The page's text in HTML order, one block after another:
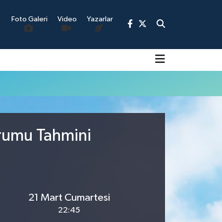
Foto Galeri Video Yazarlar
Tahmini
21 Mart Cumartesi
22:45